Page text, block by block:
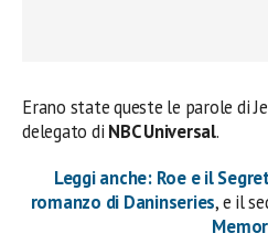
Erano state queste le parole di
delegato di NBC Universal.
Leggi anche: Roe e il
romanzo di Daninseries, e il